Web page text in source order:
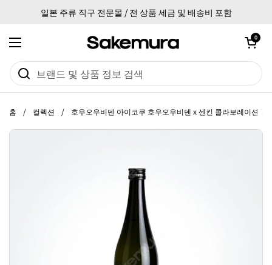
일본 주류 직구 전문몰 / 전 상품 세금 및 배송비 포함
메뉴 열기
카트 열기
0
홈 / 컬렉션 / 호우오우비덴 아이코쿠 호우오우비덴 x 센킨 콜라보레이션